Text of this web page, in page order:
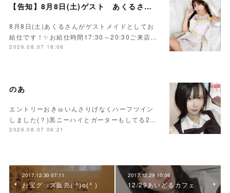
【告知】8月8日(土)ゲスト あくるさん🌻💛
8月8日(土)あくるさんがゲストメイドとしてお
給仕です！✨お給仕時間17:30～20:30ご来店…
2026.08.07 18:06
のあ
エントリーおきゅいんさりげなくハーフツイン
しました(？)黒ニーハイとガーターもしてる2…
2026.08.07 06:21
2017.12.30 07:11
お宝グッズ販売( ^)o(^ )
2017.12.29 10:06
12/29あいどるカフェ